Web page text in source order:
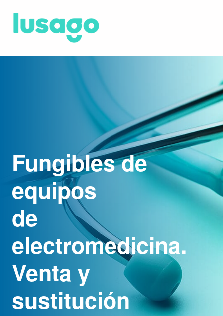
Fungibles de
equipos
de
electromedicina.
Venta y
sustitución